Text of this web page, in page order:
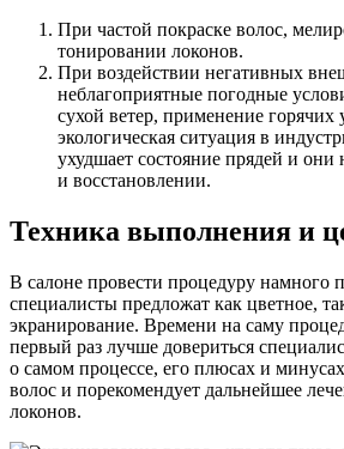
При частой покраске волос,
тонировании локонов.
При воздействии негативных
неблагоприятные погодные
сухой ветер, применение горячих
экологическая ситуация в
ухудшает состояние прядей и
и восстановлении.
Техника выполнения и
В салоне провести процедуру намного
специалисты предложат как цветное,
экранирование. Времени на саму
первый раз лучше довериться
о самом процессе, его плюсах и
волос и порекомендует дальнейшее
локонов.